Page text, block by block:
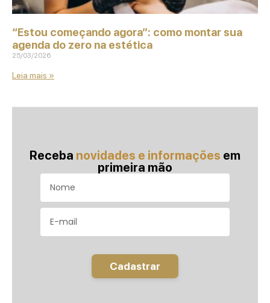
“Estou começando agora”: como montar sua
agenda do zero na estética
25/03/2026
Leia mais »
Receba novidades e informações em
primeira mão
Cadastrar